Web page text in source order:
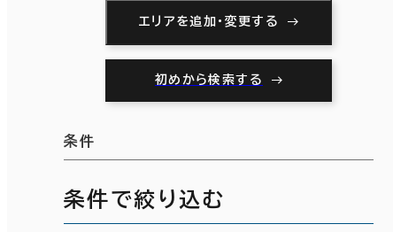
エリアを追加・変更する
初めから検索する
条件
条件で絞り込む